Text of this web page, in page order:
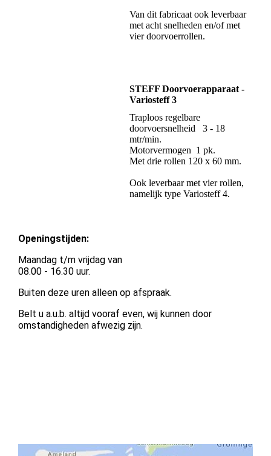
Van dit fabricaat ook leverbaar
met acht snelheden en/of met
vier doorvoerrollen.
STEFF Doorvoerapparaat -
Variosteff 3
Traploos regelbare
doorvoersnelheid 3 - 18
mtr/min.
Motorvermogen 1 pk.
Met drie rollen 120 x 60 mm.
Ook leverbaar met vier rollen,
namelijk type Variosteff 4.
Openingstijden:
Maandag t/m vrijdag van
08.00 - 16.30 uur.
Buiten deze uren alleen op afspraak.
Belt u a.u.b. altijd vooraf even, wij kunnen door
omstandigheden afwezig zijn.